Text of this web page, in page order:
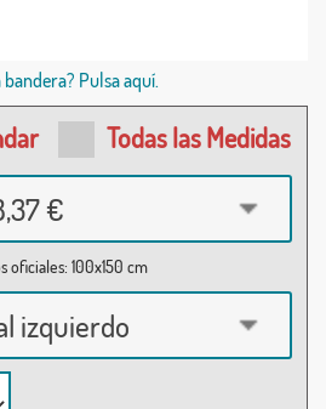
Pulsa aquí.
Todas las Medidas
€
oficiales: 100x150 cm
izquierdo